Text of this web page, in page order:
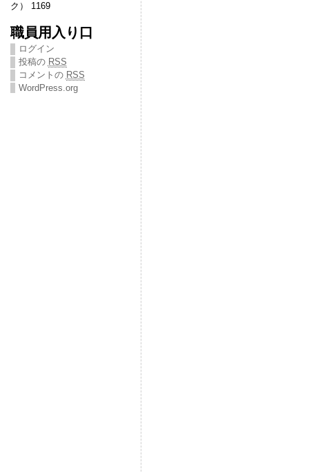
ク） 1169
職員用入り口
ログイン
投稿の RSS
コメントの RSS
WordPress.org